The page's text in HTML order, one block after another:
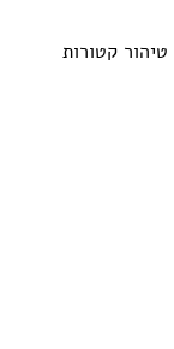
טיהור קטורות